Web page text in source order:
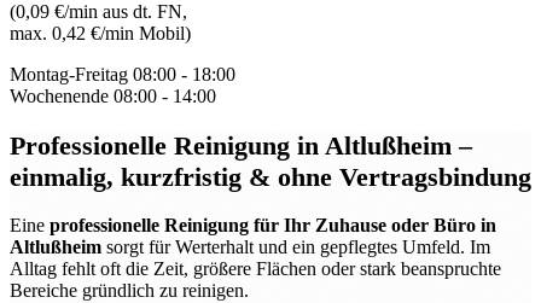
(0,09 €/min aus dt. FN,
max. 0,42 €/min Mobil)
Montag-Freitag 08:00 - 18:00
Wochenende 08:00 - 14:00
Professionelle Reinigung in Altlußheim–
einmalig, kurzfristig & ohne Vertragsbindung
Eine professionelle Reinigung für Ihr Zuhause oder Büro in
Altlußheim sorgt für Werterhalt und ein gepflegtes Umfeld. Im
Alltag fehlt oft die Zeit, größere Flächen oder stark beanspruchte
Bereiche gründlich zu reinigen.